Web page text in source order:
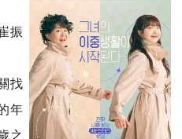
振
找
年
之